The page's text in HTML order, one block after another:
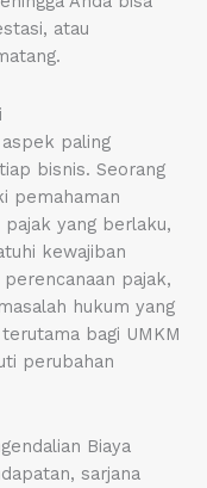
atau
paling
bisnis. Seorang
pemahaman
yang berlaku,
kewajiban
pajak,
hukum yang
bagi UMKM
perubahan
Biaya
sarjana